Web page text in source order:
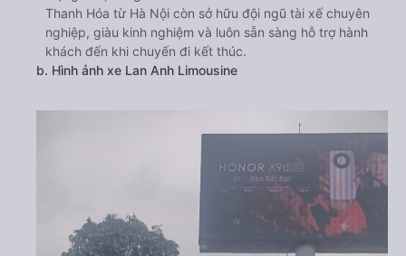
Thanh Hóa từ Hà Nội còn sở hữu đội ngũ tài xế chuyên
nghiệp, giàu kinh nghiệm và luôn sẵn sàng hỗ trợ hành
khách đến khi chuyến đi kết thúc.
b. Hình ảnh xe Lan Anh Limousine